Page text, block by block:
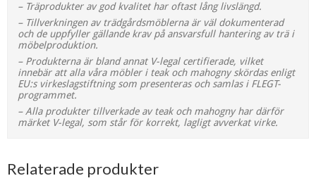
– Träprodukter av god kvalitet har oftast lång livslängd.
– Tillverkningen av trädgårdsmöblerna är väl dokumenterad
och de uppfyller gällande krav på ansvarsfull hantering av trä i
möbelproduktion.
– Produkterna är bland annat V-legal certifierade, vilket
innebär att alla våra möbler i teak och mahogny skördas enligt
EU:s virkeslagstiftning som presenteras och samlas i FLEGT-
programmet.
– Alla produkter tillverkade av teak och mahogny har därför
märket V-legal, som står för korrekt, lagligt avverkat virke.
Relaterade produkter